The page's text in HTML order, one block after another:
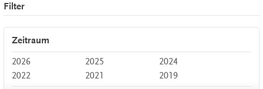
Filter
Zeitraum
2026 2025
2024
2022
2021 2019